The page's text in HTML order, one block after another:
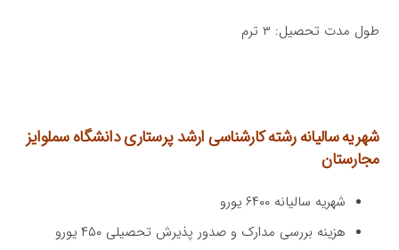
طول مدت تحصیل: ۳ ترم
شهریه سالیانه رشته کارشناسی ارشد پرستاریدانشگاه سملوایز
مجارستان
شهریه سالیانه ۶۴۰۰ یورو
هزینه بررسی مدارک و صدور پذیرش تحصیلی ۴۵۰ یورو